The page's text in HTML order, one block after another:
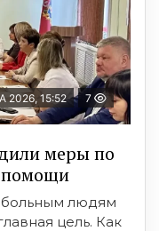
2026, 15:52 7
меры по
помощи
больным людям
цель. Как